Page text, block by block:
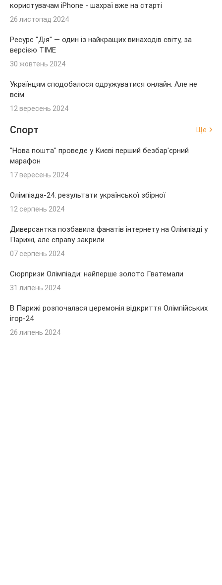
користувачам iPhone - шахраї вже на старті
26 листопад 2024
Ресурс "Дія" — один із найкращих винаходів світу, за
версією TIME
30 жовтень 2024
Українцям сподобалося одружуватися онлайн. Але не
всім
12 вересень 2024
Спорт Ще
"Нова пошта" проведе у Києві перший безбар'єрний
марафон
17 вересень 2024
Олімпіада-24: результати української збірної
12 серпень 2024
Диверсантка позбавила фанатів інтернету на Олімпіаді у
Парижі, але справу закрили
07 серпень 2024
Сюрпризи Олімпіади: найперше золото Гватемали
31 липень 2024
В Парижі розпочалася церемонія відкриття Олімпійських
ігор-24
26 липень 2024